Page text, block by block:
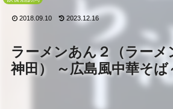
ラーメンあん２（ラーメ
神田） ～広島風中華そば
2018.09.10 2023.12.16